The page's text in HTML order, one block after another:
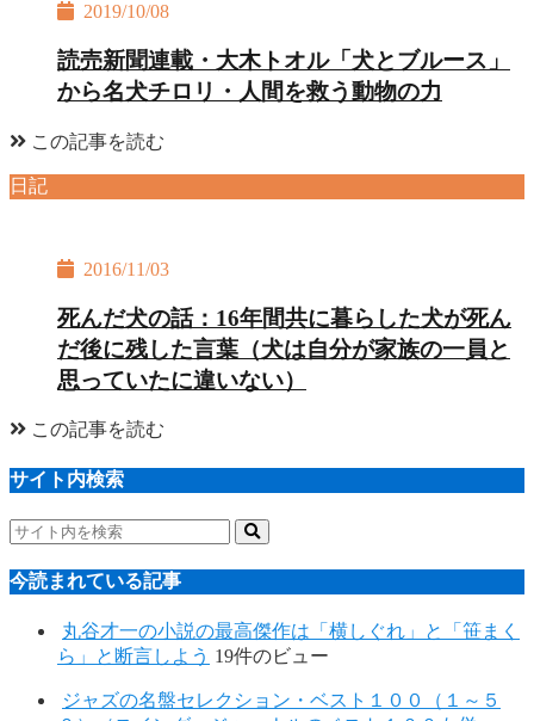
2019/10/08
読売新聞連載・大木トオル「犬とブルース」
から名犬チロリ・人間を救う動物の力
この記事を読む
日記
2016/11/03
死んだ犬の話：16年間共に暮らした犬が死ん
だ後に残した言葉（犬は自分が家族の一員と
思っていたに違いない）
この記事を読む
サイト内検索
今読まれている記事
丸谷才一の小説の最高傑作は「横しぐれ」と「笹まく
ら」と断言しよう 19件のビュー
ジャズの名盤セレクション・ベスト１００（１～５